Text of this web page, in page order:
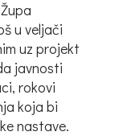
u veljači
uz projekt
javnosti
rokovi
koja bi
nastave.